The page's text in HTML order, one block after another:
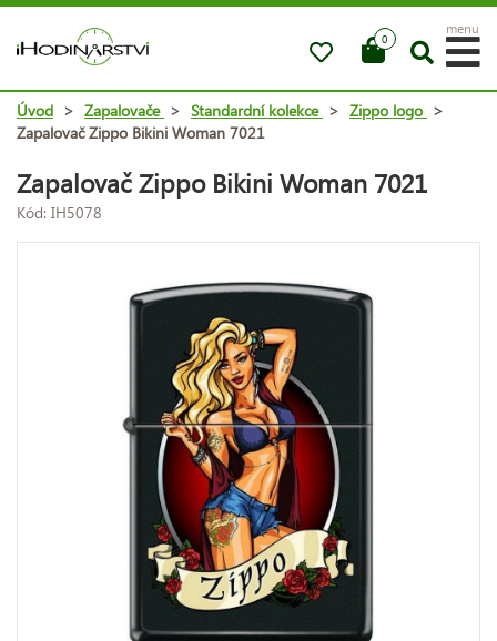
0
menu
Úvod > Zapalovače > Standardní kolekce > Zippo logo >
Zapalovač Zippo Bikini Woman 7021
Zapalovač Zippo Bikini Woman 7021
Kód: IH5078